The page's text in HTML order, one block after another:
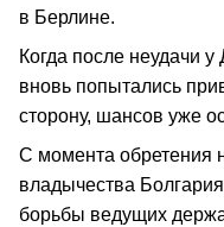
в Берлине.
Когда после неудачи
вновь попытались
сторону, шансов уже
С момента обретения
владычества
борьбы ведущих